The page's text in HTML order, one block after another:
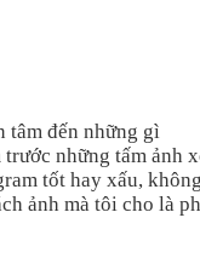
tâm đến những gì
những tấm ảnh
tốt hay xấu,
ảnh mà tôi cho là